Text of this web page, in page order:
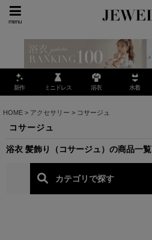
menu
新作 ミニドレス 浴衣 水着
HOME > アクセサリー > コサージュ
コサージュ
浴衣 髪飾り（コサージュ）の商品一覧